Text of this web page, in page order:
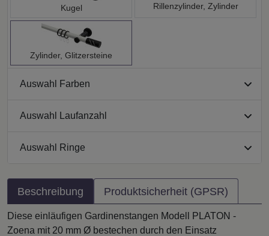
Kugel Rillenzylinder, Zylinder
Zylinder, Glitzersteine
Auswahl Farben
Auswahl Laufanzahl
Auswahl Ringe
Beschreibung Produktsicherheit (GPSR)
Diese einläufigen Gardinenstangen Modell PLATON -
Zoena mit 20 mm Ø bestechen durch den Einsatz